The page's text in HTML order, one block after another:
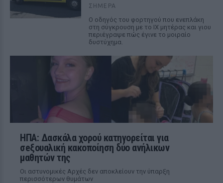
ΣΉΜΕΡΑ
Ο οδηγός του φορτηγού που ενεπλάκη
στη σύγκρουση με το ΙΧ μητέρας και γιου
περιέγραψε πώς έγινε το μοιραίο
δυστύχημα.
ΗΠΑ: Δασκάλα χορού κατηγορείται για
σeξουαλική κακοποίηση δύο ανήλικων
μαθητών της
Οι αστυνομικές Αρχές δεν αποκλείουν την ύπαρξη
περισσότερων θυμάτων